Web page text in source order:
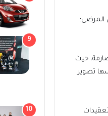
المرضى؛
حيث
تصوير